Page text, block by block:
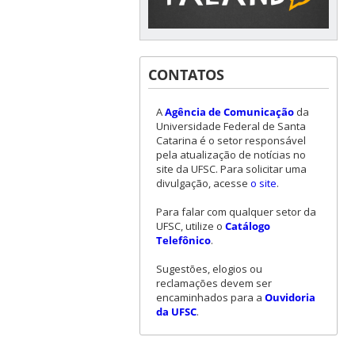
CONTATOS
AAgência de Comunicaçãoda
Universidade Federal de Santa
Catarina é o setor responsável
pela atualização de notícias no
site da UFSC. Para solicitar uma
divulgação, acesse o site.
Para falar com qualquer setor da
UFSC, utilize o Catálogo
Telefônico.
Sugestões, elogios ou
reclamações devem ser
encaminhados para a Ouvidoria
da UFSC.